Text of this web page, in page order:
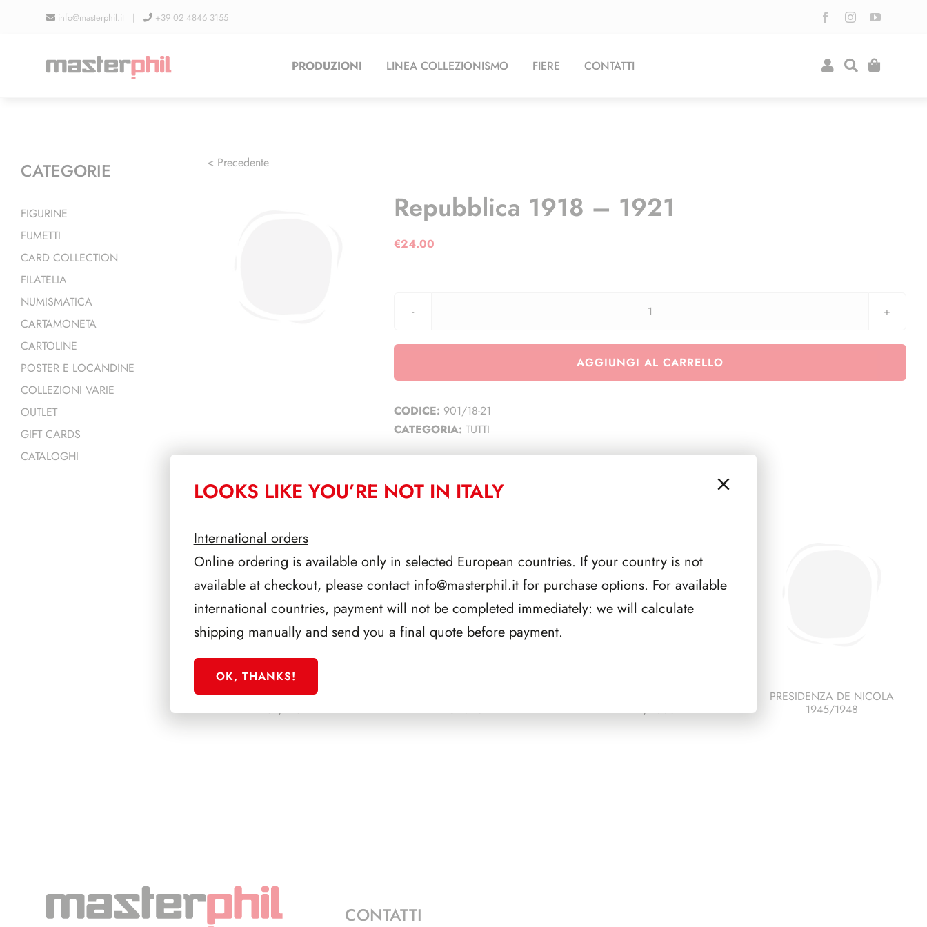
info@masterphil.it | +39 02 4846 3155
PRODUZIONI LINEA COLLEZIONISMO FIERE CONTATTI
< Precedente
Repubblica 1918 – 1921
€24.00
Repubblica
-
AGGIUNGI AL CARRELLO
CODICE: 901/18-21
CATEGORIA: TUTTI
PRODOTTI CORRELATI
PRESIDENZA SEGNI
1962/1964
PAGINE 3+1
1999/2006
PRESIDENZA DE NICOLA
1945/1948
CATEGORIE
FIGURINE
FUMETTI
CARD COLLECTION
FILATELIA
NUMISMATICA
CARTAMONETA
CARTOLINE
POSTER E LOCANDINE
COLLEZIONI VARIE
OUTLET
GIFT CARDS
CATALOGHI
CONTATTI
LOOKS LIKE YOU’RE NOT IN ITALY
International orders
Online ordering is available only in selected European countries. If your country is not
available at checkout, please contact info@masterphil.itfor purchase options. For available
international countries, payment will not be completed immediately: we will calculate
shipping manually and send you a final quote before payment.
OK, THANKS!